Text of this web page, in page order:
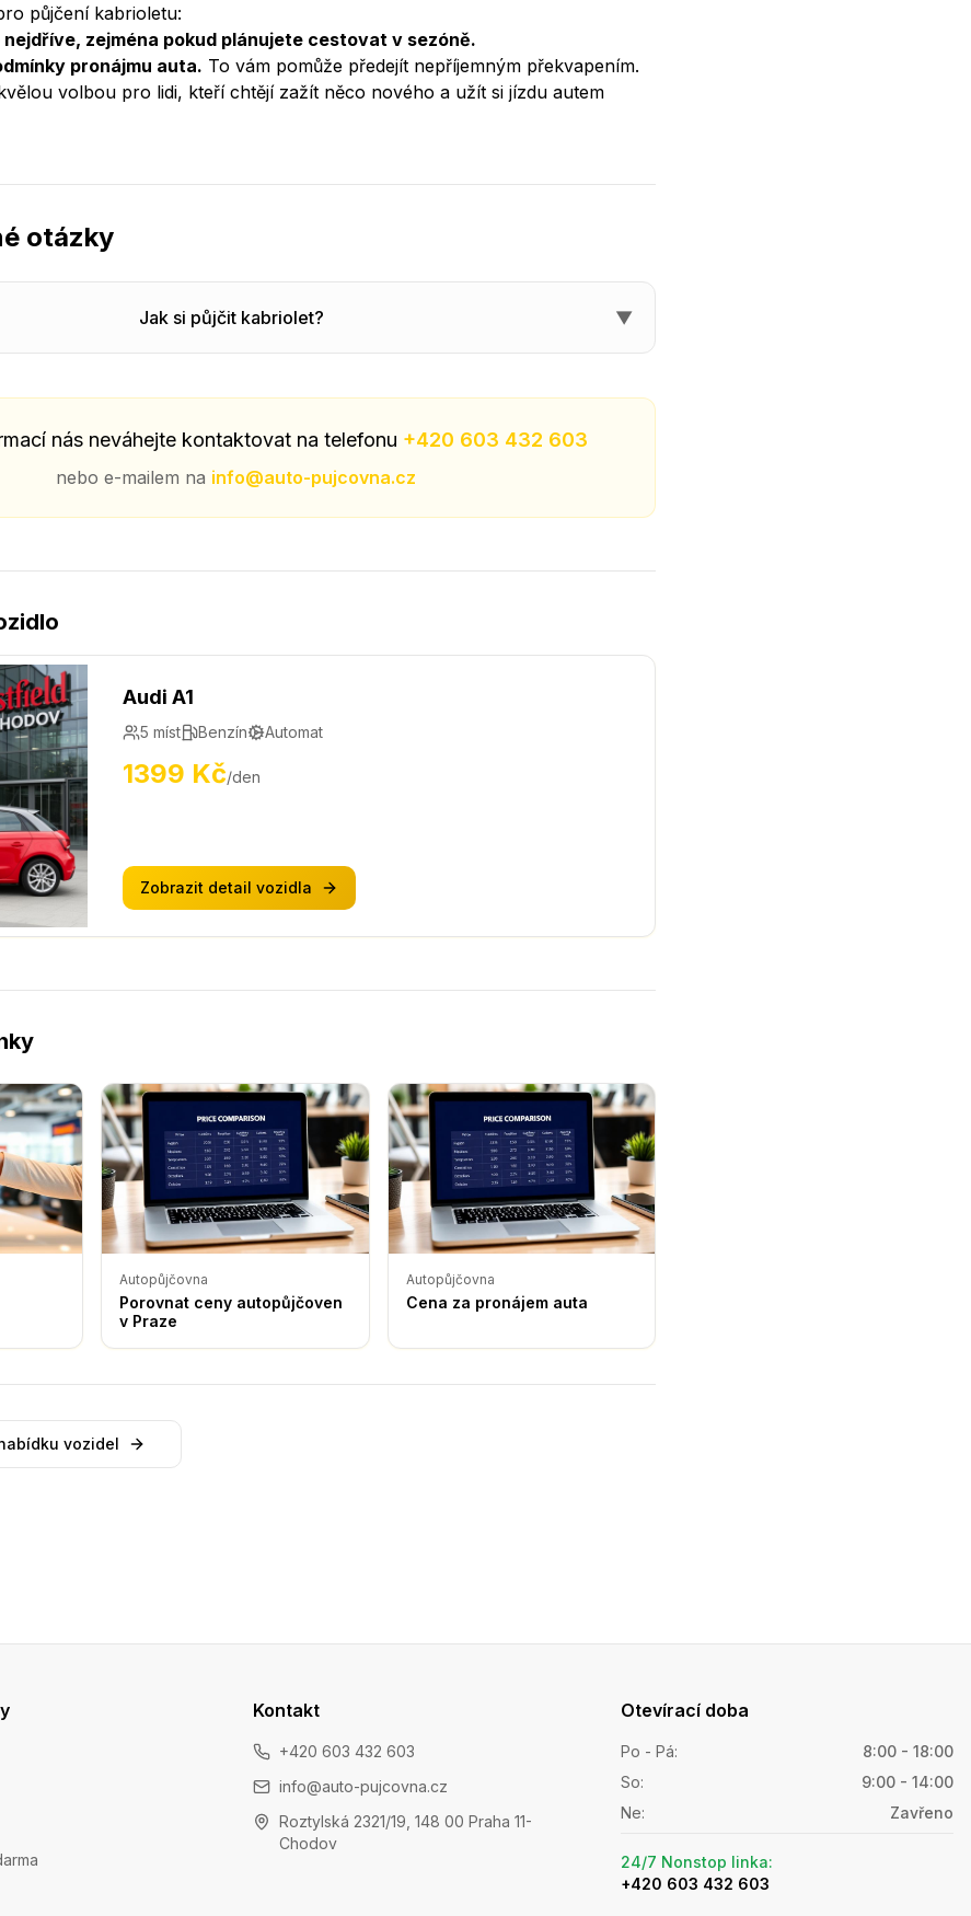
půjčení kabrioletu:
zejména pokud plánujete cestovat v sezóně.
pronájmu auta. To vám pomůže předejít nepříjemným překvapením.
volbou pro lidi, kteří chtějí zažít něco nového a užít si jízdu autem
otázky
Jak si půjčit kabriolet? ▼
nás neváhejte kontaktovat na telefonu +420 603 432 603
nebo e-mailem na info@auto-pujcovna.cz
Audi A1
5 míst Benzín Automat
1399 Kč/den
Zobrazit detail vozidla
Autopůjčovna
Porovnat ceny autopůjčoven
v Praze
Autopůjčovna
Cena za pronájem auta
vozidel
Kontakt
+420 603 432 603
info@auto-pujcovna.cz
Roztylská 2321/19, 148 00 Praha 11-
Chodov
Otevírací doba
Po - Pá:
8:00 - 18:00
So:
9:00 - 14:00
Ne: Zavřeno
24/7 Nonstop linka:
+420 603 432 603